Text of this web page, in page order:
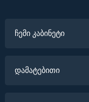
ჩემი კაბინეტი
დამატებითი